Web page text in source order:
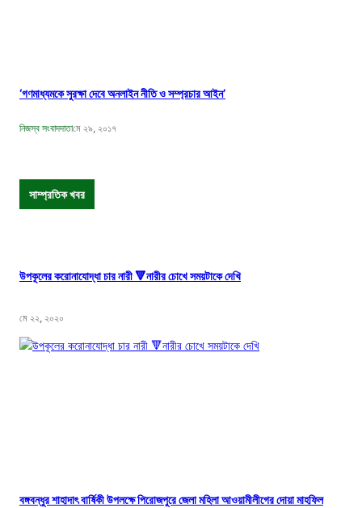
‘গণমাধ্যমকে সুরক্ষা দেবে অনলাইন নীতি ও সম্প্রচার আইন’
নিজস্ব সংবাদদাতামে ২৯, ২০১৭
সাম্প্রতিক খবর
উপকূলের করোনাযোদ্ধা চার নারী 🔻নারীর চোখে সময়টাকে দেখি
মে ২২, ২০২০
বঙ্গবন্ধুর শাহাদাৎ বার্ষিকী উপলক্ষে পিরোজপুরে জেলা মহিলা আওয়ামীলীগের দোয়া মাহফিল